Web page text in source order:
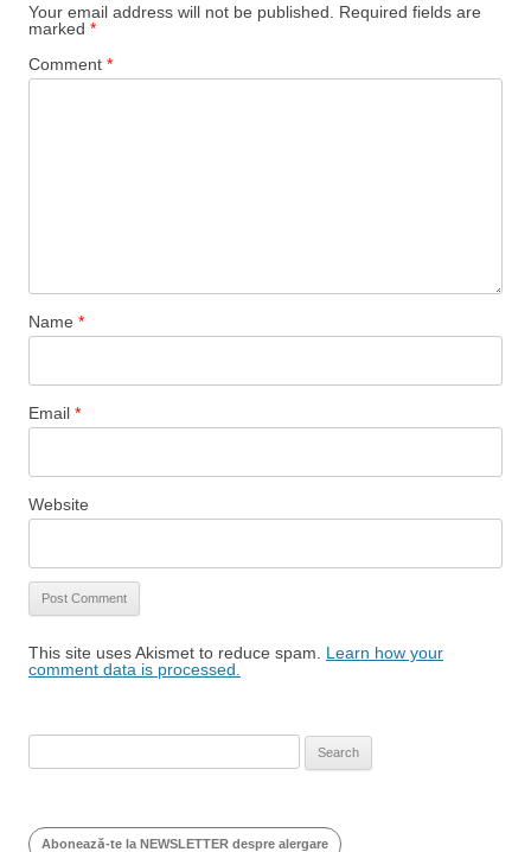
Your email address will not be published.
Required fields are
marked *
Comment *
Name *
Email *
Website
This site uses Akismet to reduce spam. Learn how your
comment data is processed.
Abonează-te la NEWSLETTER despre alergare